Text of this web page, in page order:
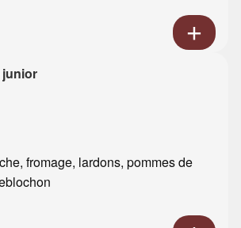
junior
fromage, lardons, pommes de